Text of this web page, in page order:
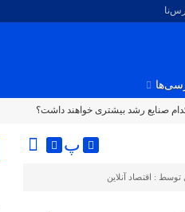
صنایع رشد بیشتری خواهند داشت؟
پ
توسط : اقتصاد آنلاین